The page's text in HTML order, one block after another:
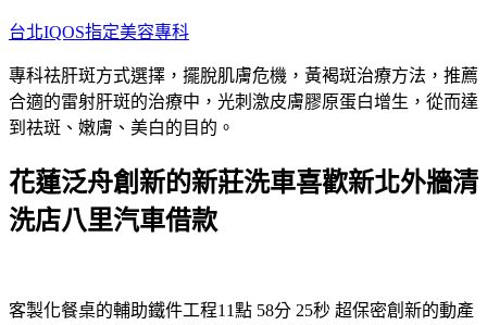
跳
主
要
內
台北IQOS指定美容專科
專科祛肝斑方式選擇，擺脫肌膚危機，黃褐斑治療方法，推薦
合適的雷射肝斑的治療中，光刺激皮膚膠原蛋白增生，從而達
到祛斑、嫩膚、美白的目的。
花蓮泛舟創新的新莊洗車喜歡新北外牆清
洗店八里汽車借款
客製化餐桌的輔助鐵件工程11點 58分 25秒 超保密創新的動產